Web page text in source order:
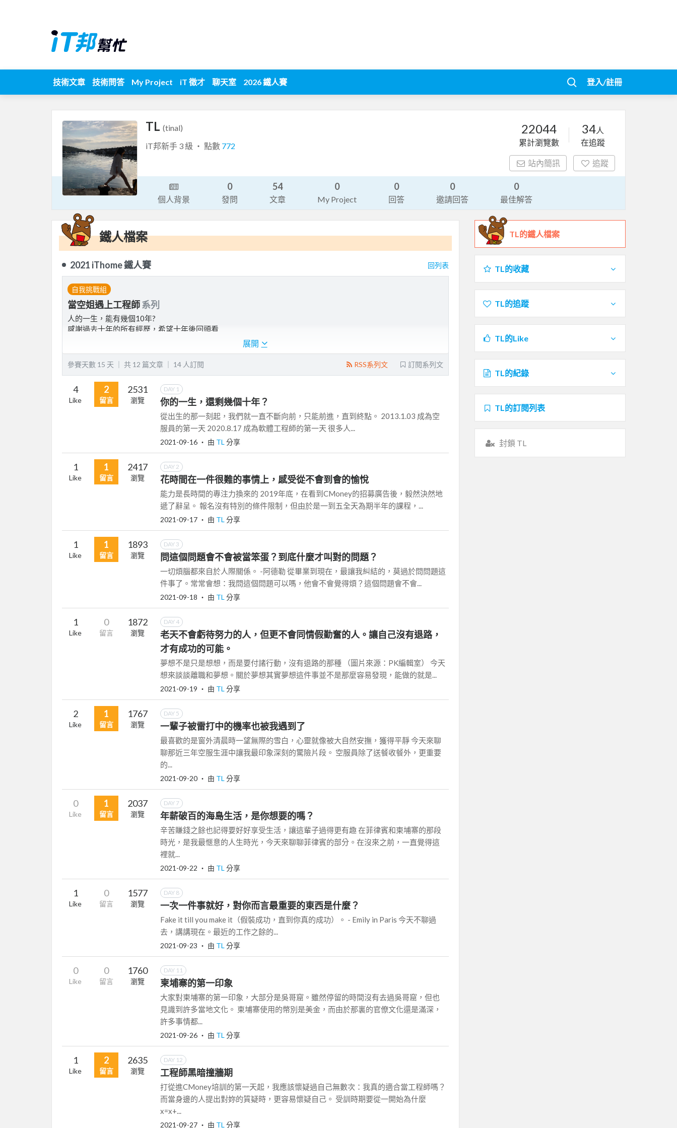
技術文章 技術問答 My Project iT 徵才 聊天室 2026 鐵人賽 登入/註冊
TL (tinal)
iT邦新手 3 級 ‧ 點數 772
22044
累計瀏覽數
34人
在追蹤
站內簡訊 追蹤
個人背景
0
發問
54
文章
0
My Project
0
回答
0
邀請回答
0
最佳解答
鐵人檔案
2021 iThome 鐵人賽 回列表
自我挑戰組
當空姐遇上工程師系列
人的一生，能有幾個10年?
感謝過去十年的所有經歷，希望十年後回頭看
展開
參賽天數 15 天 ｜ 共 12 篇文章 ｜ 14 人訂閱 訂閱系列文
RSS系列文
4
Like
2
留言
2531
瀏覽
DAY 1
你的一生，還剩幾個十年？
從出生的那一刻起，我們就一直不斷向前，只能前進，直到終點。 2013.1.03 成為空
服員的第一天 2020.8.17 成為軟體工程師的第一天 很多人...
2021-09-16 ‧ 由 TL 分享
1
Like
1
留言
2417
瀏覽
DAY 2
花時間在一件很難的事情上，感受從不會到會的愉悅
能力是長時間的專注力換來的 2019年底，在看到CMoney的招募廣告後，毅然決然地
遞了辭呈。 報名沒有特別的條件限制，但由於是一到五全天為期半年的課程，...
2021-09-17 ‧ 由 TL 分享
1
Like
1
留言
1893
瀏覽
DAY 3
問這個問題會不會被當笨蛋？到底什麼才叫對的問題？
一切煩腦都來自於人際關係。 -阿德勒 從畢業到現在，最讓我糾結的，莫過於問問題這
件事了。常常會想：我問這個問題可以嗎，他會不會覺得煩？這個問題會不會...
2021-09-18 ‧ 由 TL 分享
1
Like
0
留言
1872
瀏覽
DAY 4
老天不會虧待努力的人，但更不會同情假勤奮的人。讓自己沒有退路，
才有成功的可能。
夢想不是只是想想，而是要付諸行動，沒有退路的那種 （圖片來源：PK編輯室） 今天
想來談談離職和夢想。關於夢想其實夢想這件事並不是那麼容易發現，能做的就是...
2021-09-19 ‧ 由 TL 分享
2
Like
1
留言
1767
瀏覽
DAY 5
一輩子被雷打中的機率也被我遇到了
最喜歡的是窗外清晨時一望無際的雪白，心靈就像被大自然安撫，獲得平靜 今天來聊
聊那近三年空服生涯中讓我最印象深刻的驚險片段。 空服員除了送餐收餐外，更重要
的...
2021-09-20 ‧ 由 TL 分享
0
Like
1
留言
2037
瀏覽
DAY 7
年薪破百的海島生活，是你想要的嗎？
辛苦賺錢之餘也記得要好好享受生活，讓這輩子過得更有趣 在菲律賓和柬埔寨的那段
時光，是我最愜意的人生時光，今天來聊聊菲律賓的部分。在沒來之前，一直覺得這
裡就...
2021-09-22 ‧ 由 TL 分享
1
Like
0
留言
1577
瀏覽
DAY 8
一次一件事就好，對你而言最重要的東西是什麼？
Fake it till you make it（假裝成功，直到你真的成功）。 - Emily in Paris 今天不聊過
去，講講現在。最近的工作之餘的...
2021-09-23 ‧ 由 TL 分享
0
Like
0
留言
1760
瀏覽
DAY 11
柬埔寨的第一印象
大家對柬埔寨的第一印象，大部分是吳哥窟。雖然停留的時間沒有去過吳哥窟，但也
見識到許多當地文化。 柬埔寨使用的幣別是美金，而由於那裏的官僚文化還是滿深，
許多事情都...
2021-09-26 ‧ 由 TL 分享
1
Like
2
留言
2635
瀏覽
DAY 12
工程師黑暗撞牆期
打從進CMoney培訓的第一天起，我應該懷疑過自己無數次：我真的適合當工程師嗎？
而當身邊的人提出對妳的質疑時，更容易懷疑自己。 受訓時期要從一開始為什麼
x=x+...
2021-09-27 ‧ 由 TL 分享
TL的鐵人檔案
TL的收藏
TL的追蹤
TL的Like
TL的紀錄
TL的訂閱列表
封鎖 TL